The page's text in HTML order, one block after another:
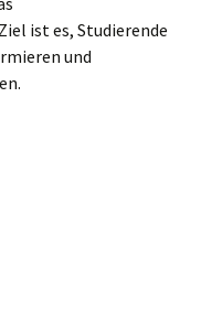
ist es, Studierende
und